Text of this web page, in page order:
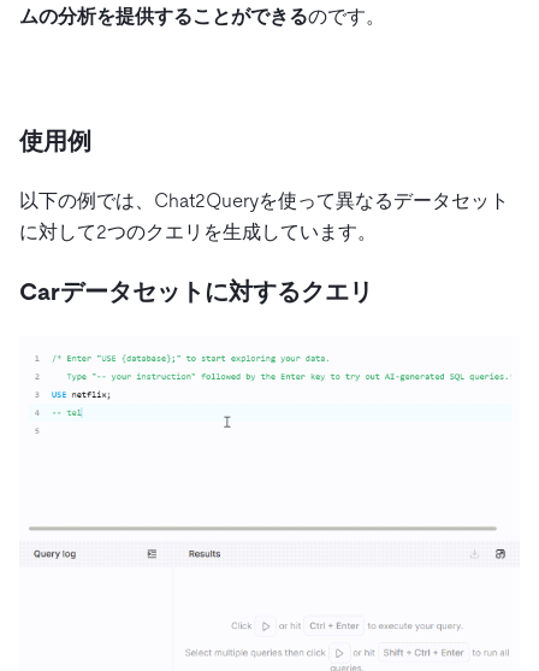
ムの分析を提供することができるのです。
使用例
以下の例では、Chat2Queryを使って異なるデータセット
に対して2つのクエリを生成しています。
Carデータセットに対するクエリ